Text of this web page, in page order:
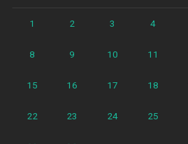
1 2 3 4
8 9 10 11
15 16 17 18
22 23 24 25